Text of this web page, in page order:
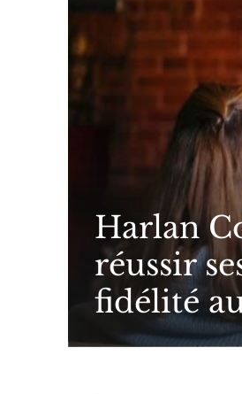
Harlan
réussir
fidélité